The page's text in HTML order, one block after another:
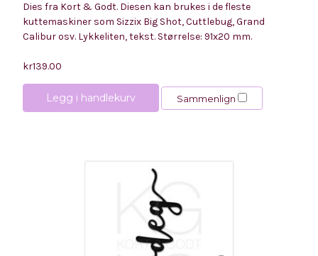
Dies fra Kort & Godt. Diesen kan brukes i de fleste
kuttemaskiner som Sizzix Big Shot, Cuttlebug, Grand
Calibur osv. Lykkeliten, tekst. Størrelse: 91x20 mm.
kr139.00
Legg i handlekurv Sammenlign